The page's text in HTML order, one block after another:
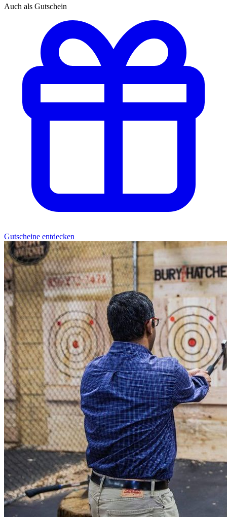
Auch als Gutschein
Gutscheine entdecken